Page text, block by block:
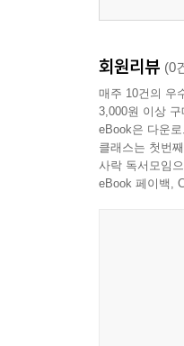
Ⅲ. 직무평가
Ⅰ. 직무평가
Ⅱ. 서열법
Ⅲ. 분류법(job
Ⅳ. 점수법
Ⅴ. 요소비교
Ⅵ. 직무평가
회원리뷰 (0
매주 10건의 우
3,000원 이상
eBook은 다운
클래스는 첫번
사락 독서모임
eBook 페이백,